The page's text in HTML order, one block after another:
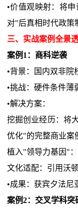
•价值观映射：将
对"后真相时代政策
三、实战案例全景
案例1：商科逆袭
•背景：国内双非院
•挑战：硬件条件薄
•解决方案：
挖掘创业经历：将
优化"的完整商业案
植入"领导力基因"
文化适配：引用沃
•成果：获宾夕法尼
案例2：交叉学科突